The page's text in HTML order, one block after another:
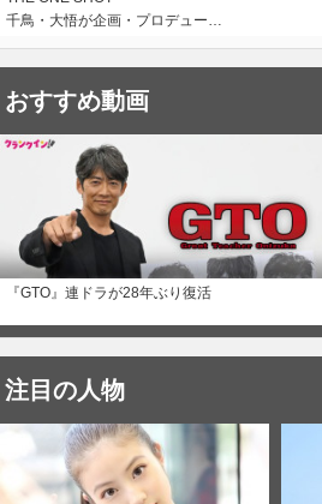
千鳥・大悟が企画・プロデュー…
おすすめ動画
『GTO』連ドラが28年ぶり復活
注目の人物